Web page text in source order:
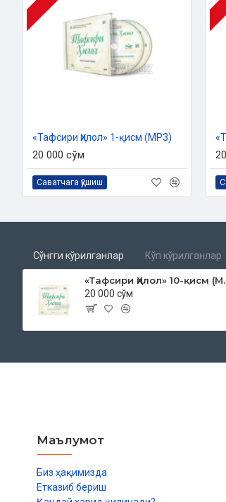
«Тафсири Ҳилол» 1-қисм (MP3)
20 000 сўм
Саватчага қўшиш
Сўнгги кўрилганлар Кўп кўрилганлар
20 000 сўм
Маълумот
Биз ҳақимизда
Етказиб бериш